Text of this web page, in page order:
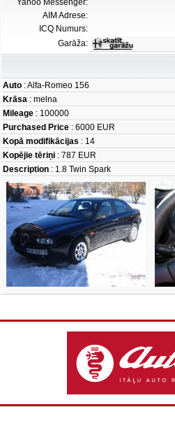
Yahoo Messenger:
AIM Adrese:
ICQ Numurs:
Garāža:
Auto : Alfa-Romeo 156
Krāsa : melna
Mileage : 100000
Purchased Price : 6000 EUR
Kopā modifikācijas : 14
Kopējie tēriņi : 787 EUR
Description : 1.8 Twin Spark